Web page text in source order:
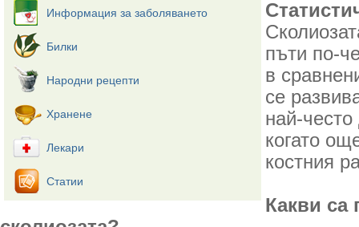
Информация за заболяването
Билки
Народни рецепти
Хранене
Лекари
Статии
пъти по-
в
се
най-често
когато
костния
Какви са